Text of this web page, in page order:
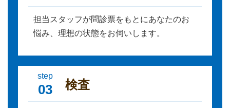
担当スタッフが問診票をもとにあなたのお
悩み、理想の状態をお伺いします。
step
03 検査